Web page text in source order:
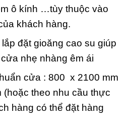
ô kính …tùy thuộc vào
khách hàng.
đặt gioăng cao su giúp
nhẹ nhàng êm ái
cửa : 800 x 2100 mm
(hoặc theo nhu cầu thực
hàng có thể đặt hàng